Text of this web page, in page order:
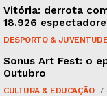
Vitória: derrota
18.926
DESPORTO & JUVENTUDE
Sonus Art Fest: o
Outubro
CULTURA & EDUCAÇÃO 7